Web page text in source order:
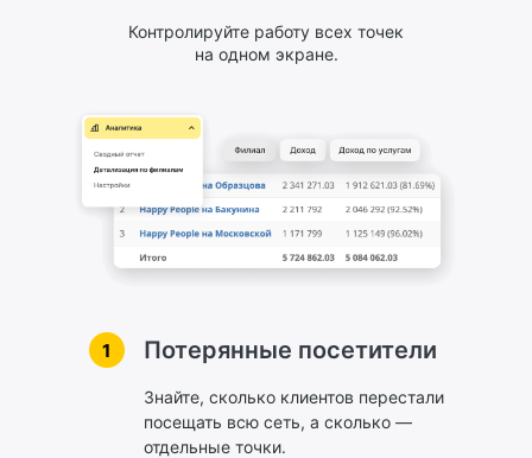
Контролируйте работу всех точек
на одном экране.
Потерянные посетители
Знайте, сколько клиентов перестали
посещать всю сеть, а сколько —
отдельные точки.